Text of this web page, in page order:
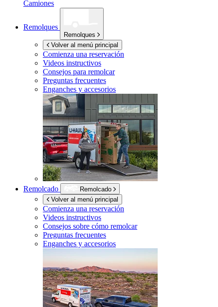
Camiones
Remolques
Remolques
Volver al menú principal
Comienza una reservación
Videos instructivos
Consejos para remolcar
Preguntas frecuentes
Enganches y accesorios
Remolcado
Remolcado
Volver al menú principal
Comienza una reservación
Videos instructivos
Consejos sobre cómo remolcar
Preguntas frecuentes
Enganches y accesorios